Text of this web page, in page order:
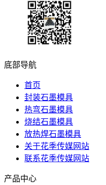
底部导航
首页
封装石墨模具
热弯石墨模具
烧结石墨模具
放热焊石墨模具
关于花季传媒网站
联系花季传媒网站
产品中心